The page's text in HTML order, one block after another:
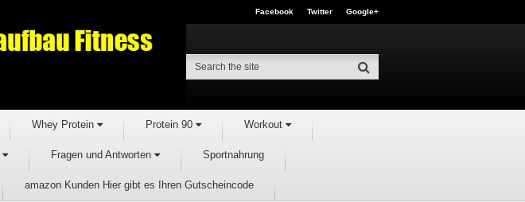
Facebook Twitter Google+
Whey Protein Protein 90 Workout
Fragen und Antworten Sportnahrung
amazon Kunden Hier gibt es Ihren Gutscheincode